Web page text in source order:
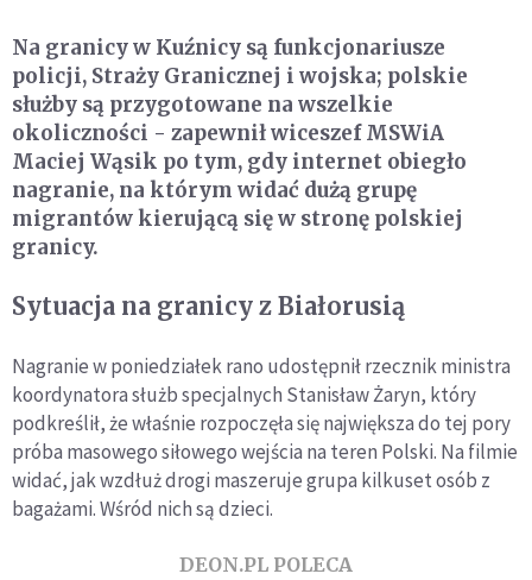
Na granicy w Kuźnicy są funkcjonariusze
policji, Straży Granicznej i wojska; polskie
służby są przygotowane na wszelkie
okoliczności - zapewnił wiceszef MSWiA
Maciej Wąsik po tym, gdy internet obiegło
nagranie, na którym widać dużą grupę
migrantów kierującą się w stronę polskiej
granicy.
Sytuacja na granicy z Białorusią
Nagranie w poniedziałek rano udostępnił rzecznik ministra
koordynatora służb specjalnych Stanisław Żaryn, który
podkreślił, że właśnie rozpoczęła się największa do tej pory
próba masowego siłowego wejścia na teren Polski. Na filmie
widać, jak wzdłuż drogi maszeruje grupa kilkuset osób z
bagażami. Wśród nich są dzieci.
DEON.PL POLECA